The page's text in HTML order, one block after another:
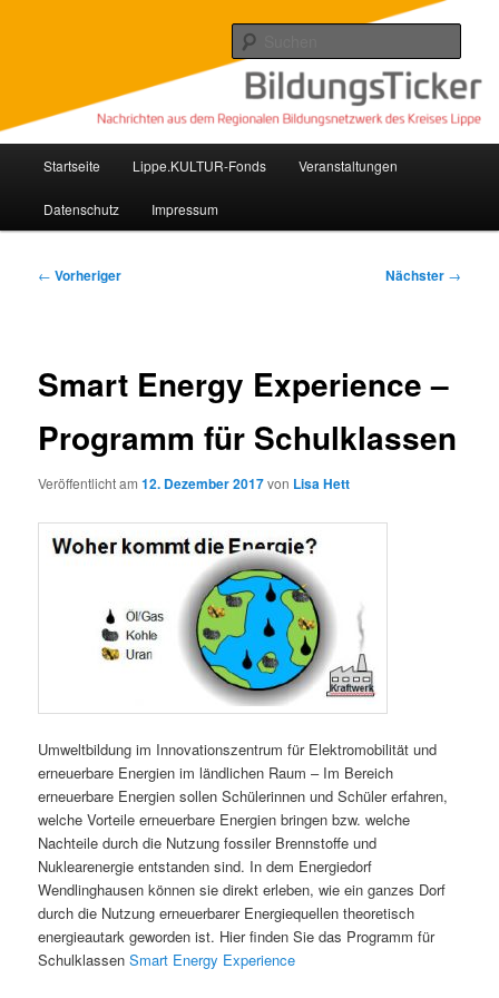
Lippe Bildungsticker
Nachrichten aus dem regionalen Bildungsnetzwerk des Kreises Lippe
Startseite Lippe.KULTUR-Fonds Veranstaltungen
Datenschutz Impressum
Beitragsnavigation
← Vorheriger Nächster →
Smart Energy Experience –
Programm für Schulklassen
Veröffentlicht am12. Dezember 2017von Lisa Hett
Umweltbildung im Innovationszentrum für Elektromobilität und
erneuerbare Energien im ländlichen Raum – Im Bereich
erneuerbare Energien sollen Schülerinnen und Schüler erfahren,
welche Vorteile erneuerbare Energien bringen bzw. welche
Nachteile durch die Nutzung fossiler Brennstoffe und
Nuklearenergie entstanden sind. In dem Energiedorf
Wendlinghausen können sie direkt erleben, wie ein ganzes Dorf
durch die Nutzung erneuerbarer Energiequellen theoretisch
energieautark geworden ist. Hier finden Sie das Programm für
SchulklassenSmart Energy Experience